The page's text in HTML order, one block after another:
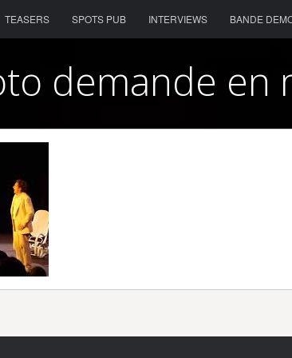
TEASERS SPOTS PUB INTERVIEWS BANDE
demande en